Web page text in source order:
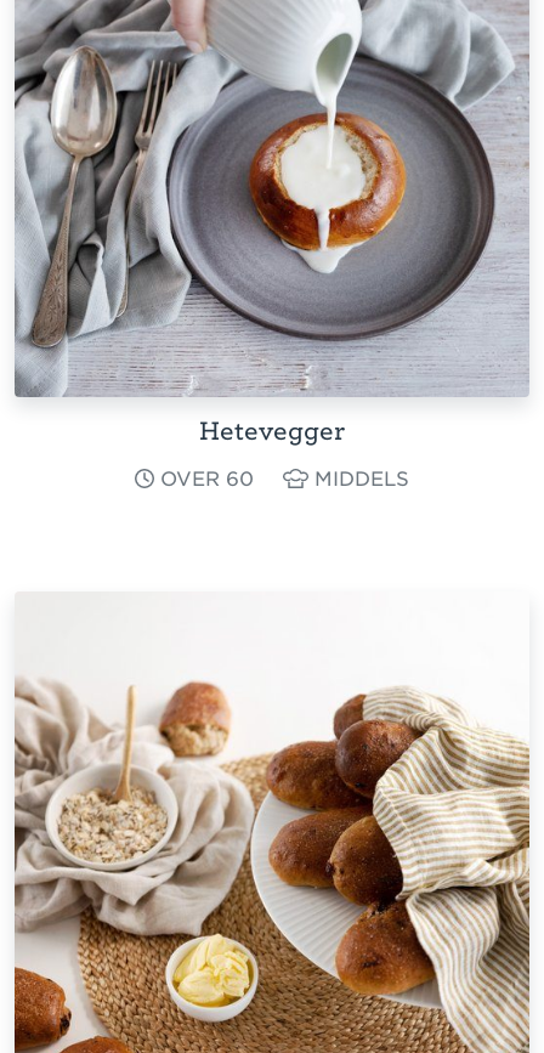
Hetevegger
OVER 60 MIDDELS